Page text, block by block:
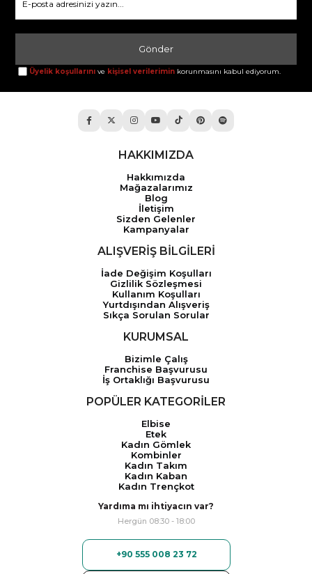
Gönder
Üyelik koşullarını ve kişisel verilerimin korunmasını kabul ediyorum.
HAKKIMIZDA
Hakkımızda
Mağazalarımız
Blog
İletişim
Sizden Gelenler
Kampanyalar
ALIŞVERİŞ BİLGİLERİ
İade Değişim Koşulları
Gizlilik Sözleşmesi
Kullanım Koşulları
Yurtdışından Alışveriş
Sıkça Sorulan Sorular
KURUMSAL
Bizimle Çalış
Franchise Başvurusu
İş Ortaklığı Başvurusu
POPÜLER KATEGORİLER
Elbise
Etek
Kadın Gömlek
Kombinler
Kadın Takım
Kadın Kaban
Kadın Trençkot
Yardıma mı ihtiyacın var?
Hergün 08:30 - 18:00
+90 555 008 23 72